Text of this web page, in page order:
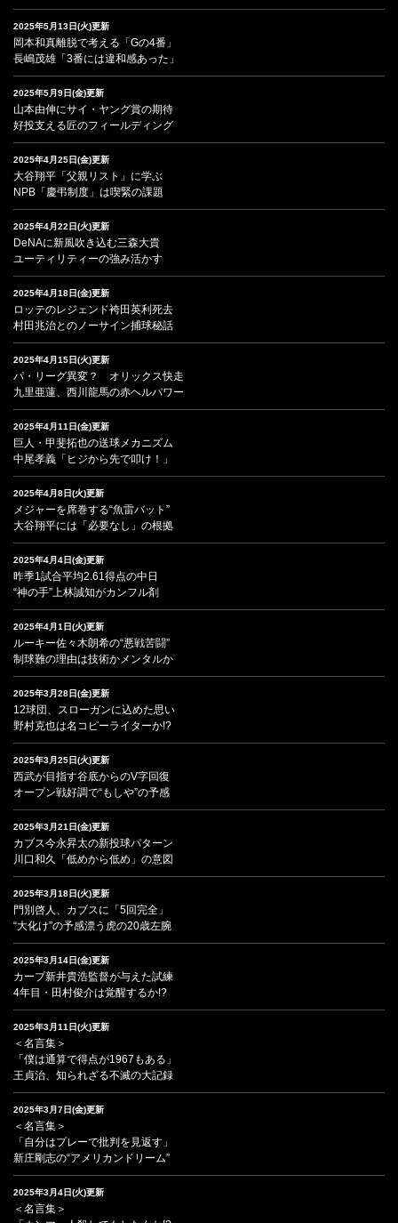
2025年5月13日(火)更新
岡本和真離脱で考える「Gの4番」
長嶋茂雄「3番には違和感あった」
2025年5月9日(金)更新
山本由伸にサイ・ヤング賞の期待
好投支える匠のフィールディング
2025年4月25日(金)更新
大谷翔平「父親リスト」に学ぶ
NPB「慶弔制度」は喫緊の課題
2025年4月22日(火)更新
DeNAに新風吹き込む三森大貴
ユーティリティーの強み活かす
2025年4月18日(金)更新
ロッテのレジェンド袴田英利死去
村田兆治とのノーサイン捕球秘話
2025年4月15日(火)更新
パ・リーグ異変？ オリックス快走
九里亜蓮、西川龍馬の赤ヘルパワー
2025年4月11日(金)更新
巨人・甲斐拓也の送球メカニズム
中尾孝義「ヒジから先で叩け！」
2025年4月8日(火)更新
メジャーを席巻する“魚雷バット”
大谷翔平には「必要なし」の根拠
2025年4月4日(金)更新
昨季1試合平均2.61得点の中日
“神の手”上林誠知がカンフル剤
2025年4月1日(火)更新
ルーキー佐々木朗希の“悪戦苦闘”
制球難の理由は技術かメンタルか
2025年3月28日(金)更新
12球団、スローガンに込めた思い
野村克也は名コピーライターか!?
2025年3月25日(火)更新
西武が目指す谷底からのV字回復
オープン戦好調で“もしや”の予感
2025年3月21日(金)更新
カブス今永昇太の新投球パターン
川口和久「低めから低め」の意図
2025年3月18日(火)更新
門別啓人、カブスに「5回完全」
“大化け”の予感漂う虎の20歳左腕
2025年3月14日(金)更新
カープ新井貴浩監督が与えた試練
4年目・田村俊介は覚醒するか!?
2025年3月11日(火)更新
＜名言集＞
「僕は通算で得点が1967もある」
王貞治、知られざる不滅の大記録
2025年3月7日(金)更新
＜名言集＞
「自分はプレーで批判を見返す」
新庄剛志の“アメリカンドリーム”
2025年3月4日(火)更新
＜名言集＞